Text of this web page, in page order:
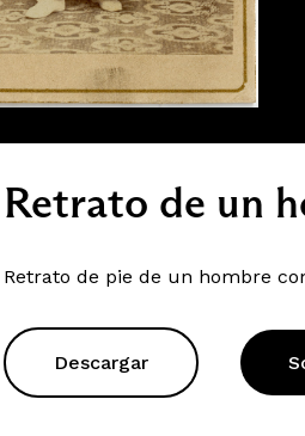
Retrato de un
Retrato de pie de un hombre
Descargar